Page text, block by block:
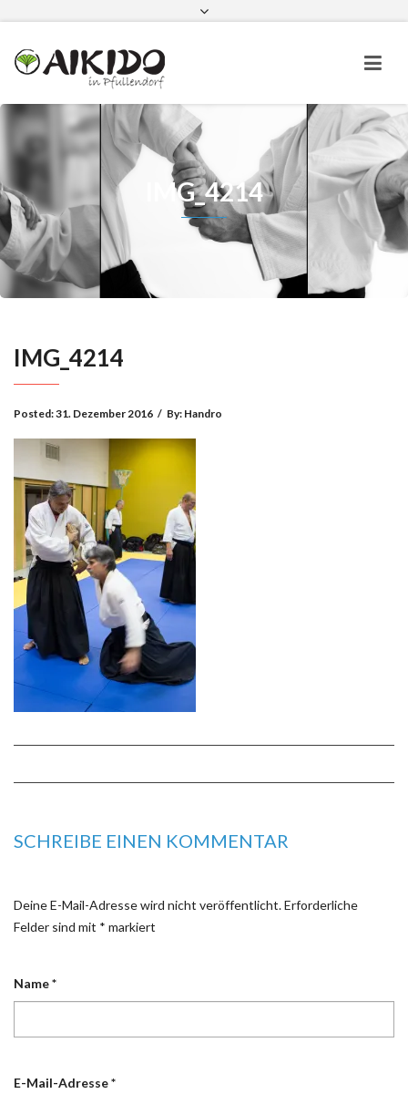
Aikido in Pfullendorf bei Instagram
IMG_4214
IMG_4214
Posted:31. Dezember 2016 / By: Handro
SCHREIBE EINEN KOMMENTAR
Deine E-Mail-Adresse wird nicht veröffentlicht.Erforderliche
Felder sind mit * markiert
Name*
E-Mail-Adresse*